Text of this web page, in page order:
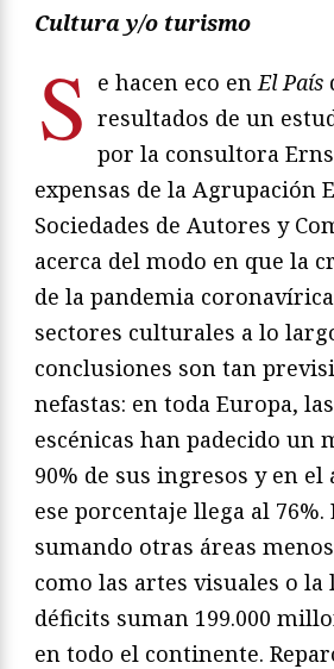
Cultura y/o turismo
S e hacen eco en El País
resultados de un
por la consultora
expensas de la Agrupación
Sociedades de Autores y
acerca del modo en que la
de la pandemia
sectores culturales a lo
conclusiones son tan
nefastas: en toda Europa,
escénicas han padecido un
90% de sus ingresos y en
ese porcentaje llega al
sumando otras áreas
como las artes visuales o
déficits suman 199.000
en todo el continente.